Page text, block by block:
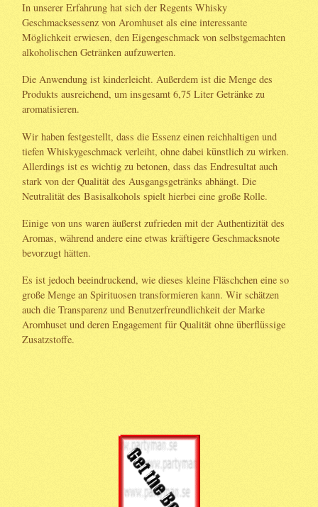
In unserer Erfahrung hat sich der Regents Whisky
Geschmacksessenz von Aromhuset als eine interessante
Möglichkeit erwiesen, den Eigengeschmack von selbstgemachten
alkoholischen Getränken aufzuwerten.
Die Anwendung ist kinderleicht. Außerdem ist die Menge des
Produkts ausreichend, um insgesamt 6,75 Liter Getränke zu
aromatisieren.
Wir haben festgestellt, dass die Essenz einen reichhaltigen und
tiefen Whiskygeschmack verleiht, ohne dabei künstlich zu wirken.
Allerdings ist es wichtig zu betonen, dass das Endresultat auch
stark von der Qualität des Ausgangsgetränks abhängt. Die
Neutralität des Basisalkohols spielt hierbei eine große Rolle.
Einige von uns waren äußerst zufrieden mit der Authentizität des
Aromas, während andere eine etwas kräftigere Geschmacksnote
bevorzugt hätten.
Es ist jedoch beeindruckend, wie dieses kleine Fläschchen eine so
große Menge an Spirituosen transformieren kann. Wir schätzen
auch die Transparenz und Benutzerfreundlichkeit der Marke
Aromhuset und deren Engagement für Qualität ohne überflüssige
Zusatzstoffe.